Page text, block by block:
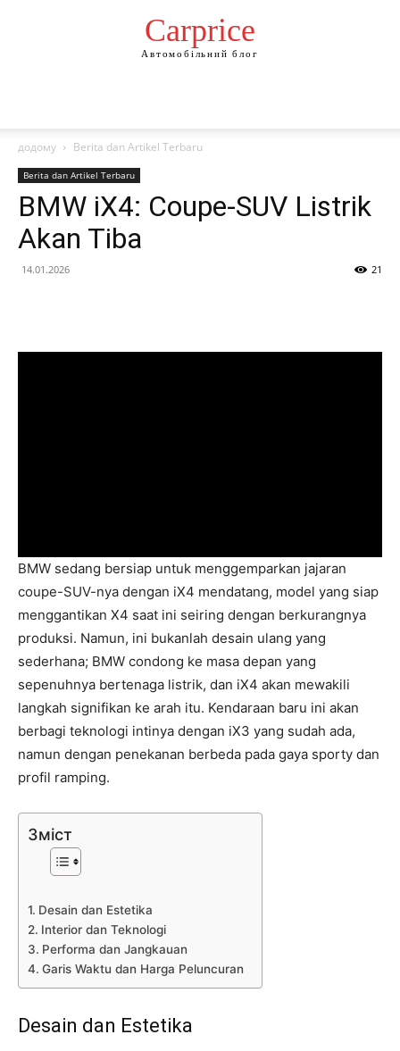
Сarprice
Автомобільний блог
додому Berita dan Artikel Terbaru
Berita dan Artikel Terbaru
BMW iX4: Coupe-SUV Listrik
Akan Tiba
14.01.2026 21
BMW sedang bersiap untuk menggemparkan jajaran
coupe-SUV-nya dengan iX4 mendatang, model yang siap
menggantikan X4 saat ini seiring dengan berkurangnya
produksi. Namun, ini bukanlah desain ulang yang
sederhana; BMW condong ke masa depan yang
sepenuhnya bertenaga listrik, dan iX4 akan mewakili
langkah signifikan ke arah itu. Kendaraan baru ini akan
berbagi teknologi intinya dengan iX3 yang sudah ada,
namun dengan penekanan berbeda pada gaya sporty dan
profil ramping.
Зміст
Desain dan Estetika
Interior dan Teknologi
Performa dan Jangkauan
Garis Waktu dan Harga Peluncuran
Desain dan Estetika